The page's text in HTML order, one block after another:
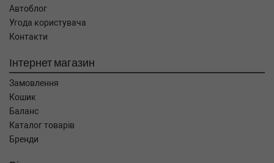
Автоблог
Угода користувача
Контакти
Інтернет магазин
Замовлення
Кошик
Баланс
Каталог товарів
Бренди